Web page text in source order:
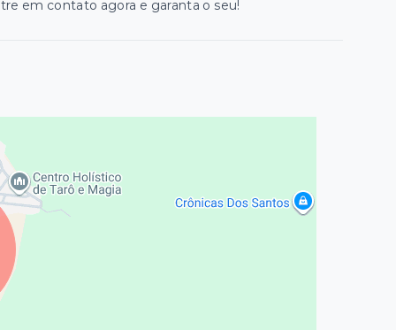
em contato agora e garanta o seu!